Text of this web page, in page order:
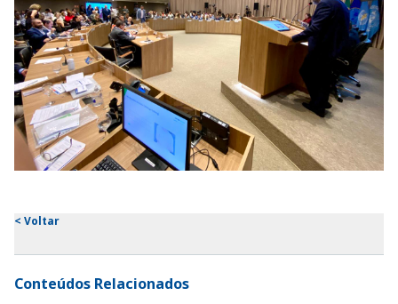
< Voltar
Conteúdos Relacionados